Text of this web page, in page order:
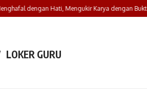
dengan Hati, Mengukir Karya dengan
LOKER GURU